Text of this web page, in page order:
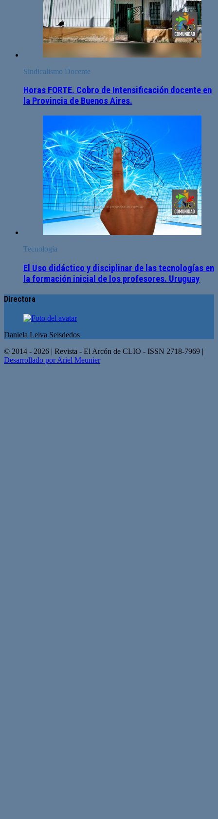
Sindicalismo Docente
Horas FORTE. Cobro de Intensificación docente en
la Provincia de Buenos Aires.
Tecnología
El Uso didáctico y disciplinar de las tecnologías en
la formación inicial de los profesores. Uruguay
Directora
Daniela Leiva Seisdedos
© 2014 - 2026 | Revista - El Arcón de CLIO - ISSN 2718-7969 |
Desarrollado por Ariel Meunier